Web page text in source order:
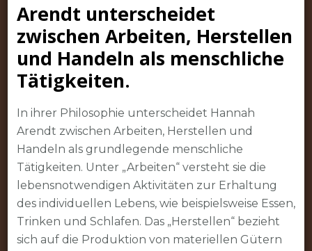
Arendt unterscheidet
zwischen Arbeiten, Herstellen
und Handeln als menschliche
Tätigkeiten.
In ihrer Philosophie unterscheidet Hannah
Arendt zwischen Arbeiten, Herstellen und
Handeln als grundlegende menschliche
Tätigkeiten. Unter „Arbeiten“ versteht sie die
lebensnotwendigen Aktivitäten zur Erhaltung
des individuellen Lebens, wie beispielsweise Essen,
Trinken und Schlafen. Das „Herstellen“ bezieht
sich auf die Produktion von materiellen Gütern